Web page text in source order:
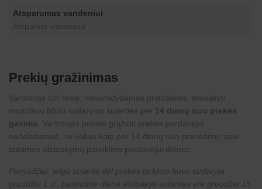
Atsparumas vandeniui
Prekių gražinimas
Vartotojas turi teisę, nenurodydamas priežasties, atsisakyti
nuotoliniu būdu sudarytos sutarties per 14 dienų nuo prekės
gavimo . Vartotojas privalo grąžinti prekes pardavėjui
nedelsdamas, ne vėliau kaip per 14 dienų nuo pranešimo apie
sutarties atsisakymą pateikimo pardavėjui dienos.
Pavyzdžiui, jeigu sutartis dėl prekės pirkimo buvo sudaryta
gruodžio 1 d., paskutinė diena atsisakyti sutarties yra gruodžio 15